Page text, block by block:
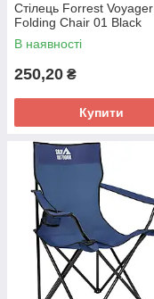
Стілець Forrest Voyager
Folding Chair 01 Black
В наявності
250,20 ₴
Купити